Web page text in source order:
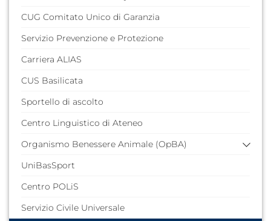
CUG Comitato Unico di Garanzia
Servizio Prevenzione e Protezione
Carriera ALIAS
CUS Basilicata
Sportello di ascolto
Centro Linguistico di Ateneo
Organismo Benessere Animale (OpBA)
Comitato
Documentazione
UniBasSport
Centro POLiS
Servizio Civile Universale